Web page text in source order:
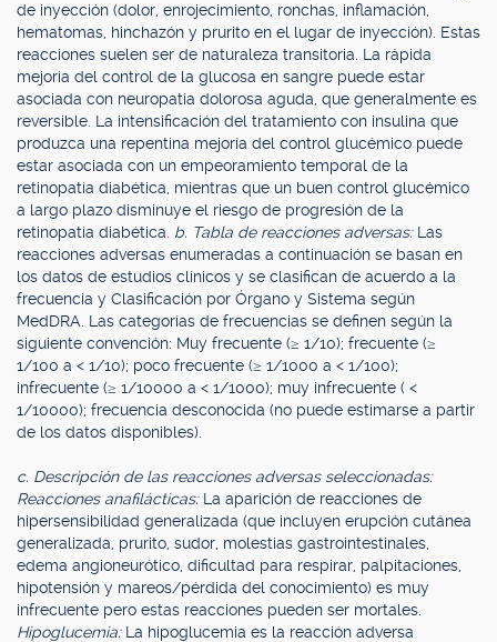
de inyección (dolor, enrojecimiento, ronchas, inflamación,
hematomas, hinchazón y prurito en el lugar de inyección). Estas
reacciones suelen ser de naturaleza transitoria. La rápida
mejoría del control de la glucosa en sangre puede estar
asociada con neuropatía dolorosa aguda, que generalmente es
reversible. La intensificación del tratamiento con insulina que
produzca una repentina mejoría del control glucémico puede
estar asociada con un empeoramiento temporal de la
retinopatía diabética, mientras que un buen control glucémico
a largo plazo disminuye el riesgo de progresión de la
retinopatía diabética. b. Tabla de reacciones adversas: Las
reacciones adversas enumeradas a continuación se basan en
los datos de estudios clínicos y se clasifican de acuerdo a la
frecuencia y Clasificación por Órgano y Sistema según
MedDRA. Las categorías de frecuencias se definen según la
siguiente convención: Muy frecuente (≥ 1/10); frecuente (≥
1/100 a < 1/10); poco frecuente (≥ 1/1000 a < 1/100);
infrecuente (≥ 1/10000 a < 1/1000); muy infrecuente ( <
1/10000); frecuencia desconocida (no puede estimarse a partir
de los datos disponibles).
c. Descripción de las reacciones adversas seleccionadas:
Reacciones anafilácticas: La aparición de reacciones de
hipersensibilidad generalizada (que incluyen erupción cutánea
generalizada, prurito, sudor, molestias gastrointestinales,
edema angioneurótico, dificultad para respirar, palpitaciones,
hipotensión y mareos/pérdida del conocimiento) es muy
infrecuente pero estas reacciones pueden ser mortales.
Hipoglucemia: La hipoglucemia es la reacción adversa